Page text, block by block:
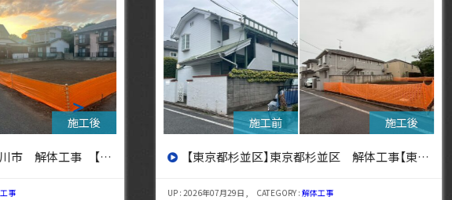
ら東央建設へ】 【東京都杉並区】東京都杉並区 解体工事【東京・埼玉・神奈川の解体工事なら東央建設へ】
UP : 2026年07月29日 , CATEGORY : 解体工事
＞